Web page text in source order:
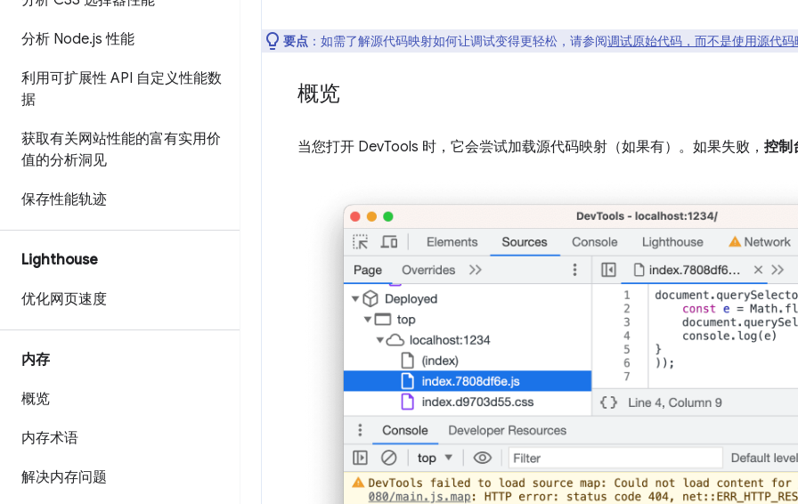
分析 Node.js 性能
利用可扩展性 API 自定义性能数
据
获取有关网站性能的富有实用价
值的分析洞见
保存性能轨迹
Lighthouse
优化网页速度
内存
概览
内存术语
解决内存问题
要点 ：如需了解源代码映射如何让调试变得更轻松，请参阅调试原始代码，而不是使用源代
概览
当您打开 DevTools 时，它会尝试加载源代码映射（如果有）。如果失败， 控制